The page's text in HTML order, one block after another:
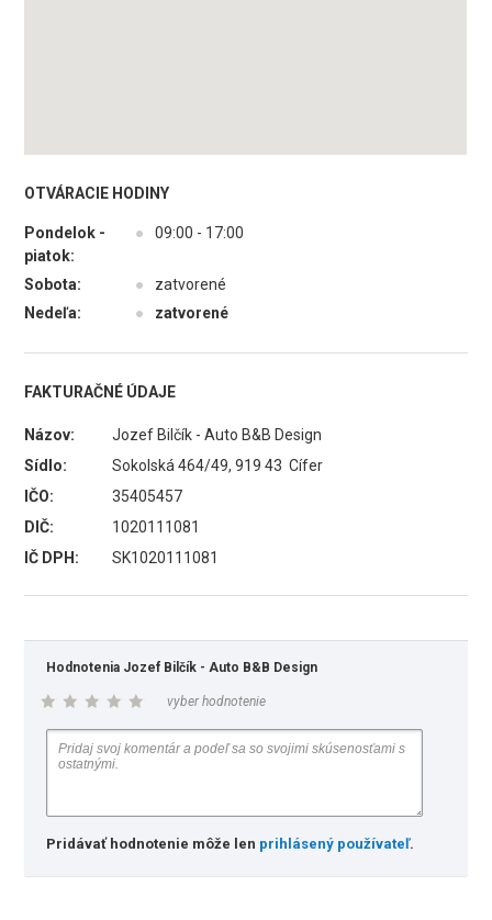
OTVÁRACIE HODINY
Pondelok -
piatok:
● 09:00 - 17:00
Sobota: ●
zatvorené
Nedeľa:
● zatvorené
FAKTURAČNÉ ÚDAJE
Názov:
Jozef Bilčík - Auto B&B Design
Sídlo:
Sokolská 464/49, 919 43 Cífer
IČO:
35405457
DIČ:
1020111081
IČ DPH:
SK1020111081
Hodnotenia Jozef Bilčík - Auto B&B Design
vyber hodnotenie
Pridávať hodnotenie môže len prihlásený používateľ.